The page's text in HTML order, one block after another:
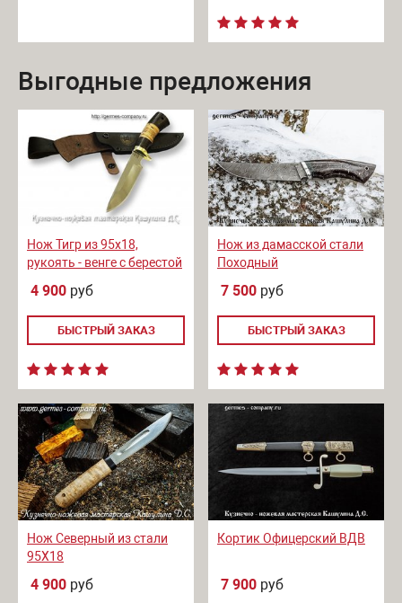
Выгодные предложения
Нож Тигр из 95х18,
рукоять - венге с берестой
4 900 руб
БЫСТРЫЙ ЗАКАЗ
Нож из дамасской стали
Походный
7 500 руб
БЫСТРЫЙ ЗАКАЗ
Нож Северный из стали
95Х18
4 900 руб
Кортик Офицерский ВДВ
7 900 руб